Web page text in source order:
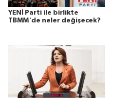
YENİ Parti ile birlikte
TBMM'de neler değişecek?